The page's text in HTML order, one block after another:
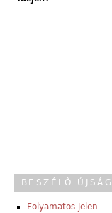
BESZÉLŐ ÚJSÁG
Folyamatos jelen